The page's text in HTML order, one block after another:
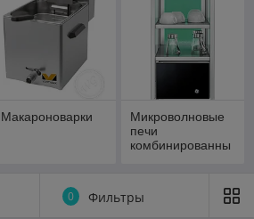
Макароноварки
Микроволновые
печи
комбинированны
0 Фильтры